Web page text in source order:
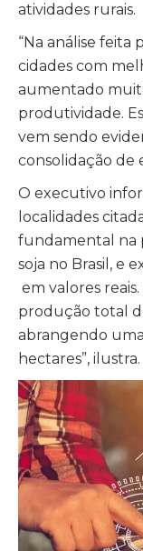
atividades rurais.
“Na análise feita
cidades com
aumentado
produtividade.
vem sendo
consolidação de
O executivo
localidades
fundamental na
soja no Brasil, e
em valores
produção total
abrangendo
hectares”, ilustra.